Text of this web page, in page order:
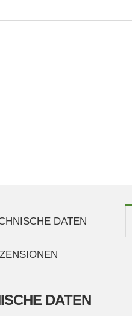
DATEN
DATEN